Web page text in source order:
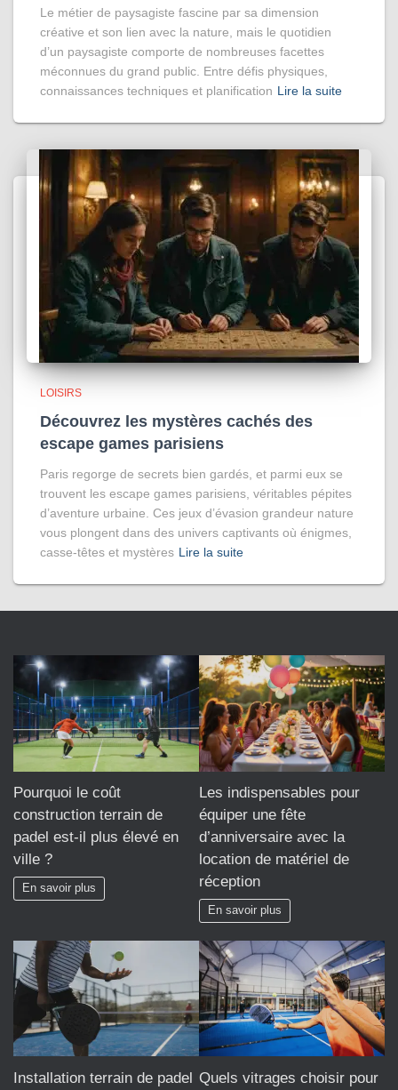
Le métier de paysagiste fascine par sa dimension
créative et son lien avec la nature, mais le quotidien
d’un paysagiste comporte de nombreuses facettes
méconnues du grand public. Entre défis physiques,
connaissances techniques et planification Lire la suite
LOISIRS
Découvrez les mystères cachés des
escape games parisiens
Paris regorge de secrets bien gardés, et parmi eux se
trouvent les escape games parisiens, véritables pépites
d’aventure urbaine. Ces jeux d’évasion grandeur nature
vous plongent dans des univers captivants où énigmes,
casse-têtes et mystères Lire la suite
Pourquoi le coût
construction terrain de
padel est-il plus élevé en
ville ?
En savoir plus
Les indispensables pour
équiper une fête
d’anniversaire avec la
location de matériel de
réception
En savoir plus
Installation terrain de padel Quels vitrages choisir pour